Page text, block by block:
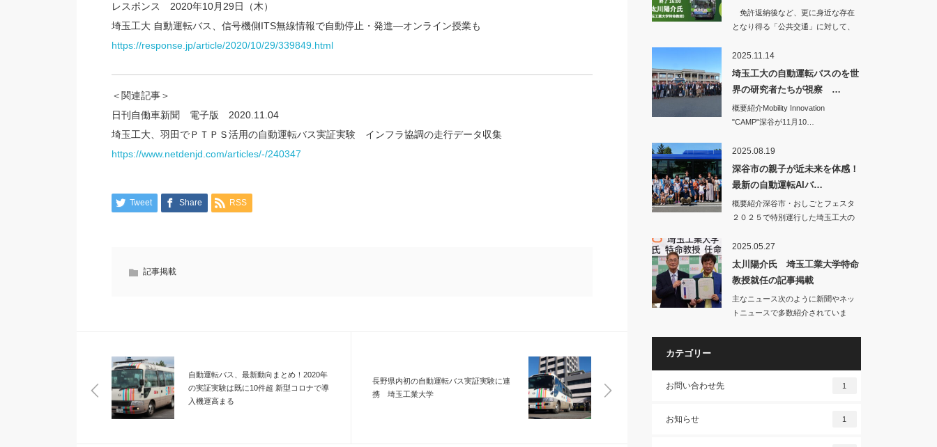
レスポンス 2020年10月29日（木）
埼玉工大 自動運転バス、信号機側ITS無線情報で自動停止・発進—オンライン授業も
https://response.jp/article/2020/10/29/339849.html
＜関連記事＞
日刊自働車新聞 電子版 2020.11.04
埼玉工大、羽田でＰＴＰＳ活用の自動運転バス実証実験 インフラ協調の走行データ収集
https://www.netdenjd.com/articles/-/240347
Tweet Share RSS
記事掲載
自動運転バス、最新動向まとめ！2020年
の実証実験は既に10件超 新型コロナで導
入機運高まる
長野県内初の自動運転バス実証実験に連
携 埼玉工業大学
免許返納後など、更に身近な存在
となり得る「公共交通」に対して、
2025.11.14
埼玉工大の自動運転バスのを世
界の研究者たちが視察 …
概要紹介Mobility Innovation
"CAMP"深谷が11月10…
2025.08.19
深谷市の親子が近未来を体感！
最新の自動運転AIバ…
概要紹介深谷市・おしごとフェスタ
２０２５で特別運行した埼玉工大の
2025.05.27
太川陽介氏 埼玉工業大学特命
教授就任の記事掲載
主なニュース次のように新聞やネッ
トニュースで多数紹介されていま
カテゴリー
お問い合わせ先 1
お知らせ 1